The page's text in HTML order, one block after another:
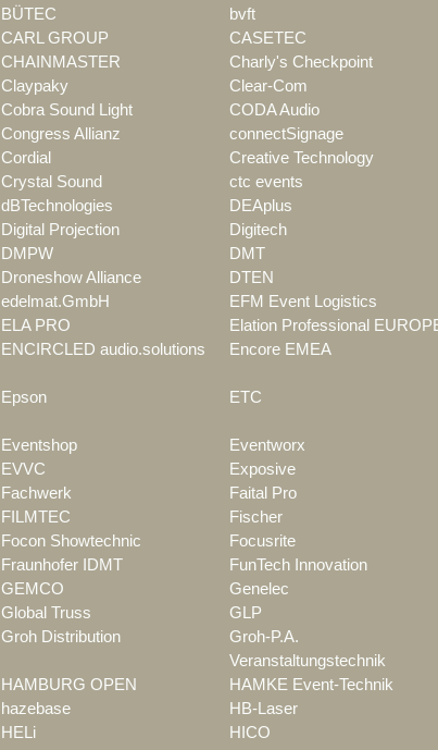
BÜTEC bvft
CARL GROUP CASETEC
CHAINMASTER Charly's Checkpoint
Claypaky Clear-Com
Cobra Sound Light CODA Audio
Congress Allianz connectSignage
Cordial Creative Technology
Crystal Sound ctc events
dBTechnologies DEAplus
Digital Projection Digitech
DMPW DMT
Droneshow Alliance DTEN
edelmat.GmbH EFM Event Logistics
ELA PRO Elation Professional
ENCIRCLED audio.solutions Encore EMEA
Epson ETC
Eventshop Eventworx
EVVC Exposive
Fachwerk Faital Pro
FILMTEC Fischer
Focon Showtechnic Focusrite
Fraunhofer IDMT FunTech Innovation
GEMCO Genelec
Global Truss GLP
Groh Distribution
Groh-P.A.
Veranstaltungstechnik
HAMBURG OPEN HAMKE Event-Technik
hazebase HB-Laser
HELi HICO